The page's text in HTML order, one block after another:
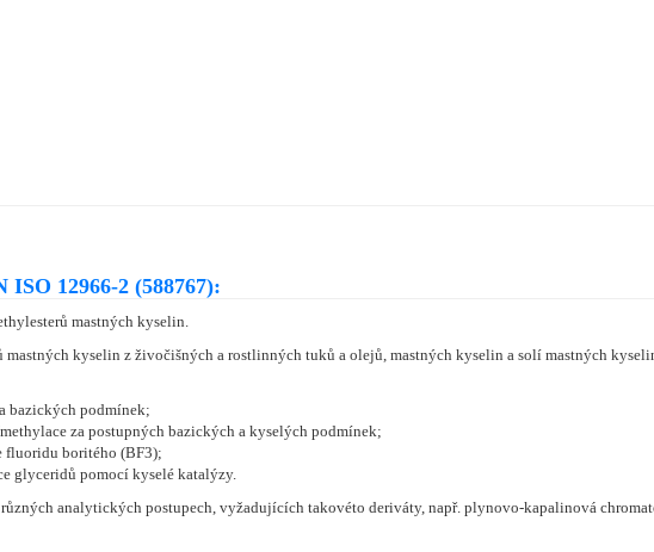
12966-2 (588767):
mastných kyselin.
mastných kyselin z živočišných a rostlinných tuků a olejů, mastných kyselin a solí mastných
bazických podmínek;
za postupných bazických a kyselých podmínek;
fluoridu boritého (BF3);
glyceridů pomocí kyselé katalýzy.
analytických postupech, vyžadujících takovéto deriváty, např. plynovo-kapalinová